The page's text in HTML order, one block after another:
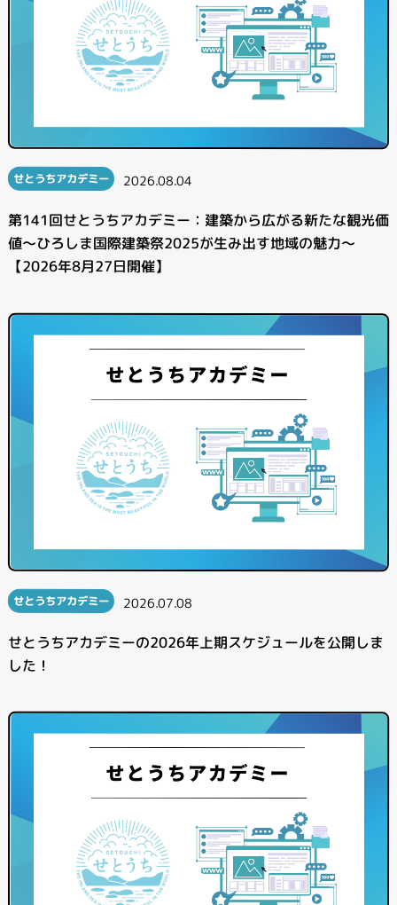
せとうちアカデミー 2026.08.04
第141回せとうちアカデミー：建築から広がる新たな観光価
値～ひろしま国際建築祭2025が生み出す地域の魅力～
【2026年8月27日開催】
せとうちアカデミー 2026.07.08
せとうちアカデミーの2026年上期スケジュールを公開しま
した！